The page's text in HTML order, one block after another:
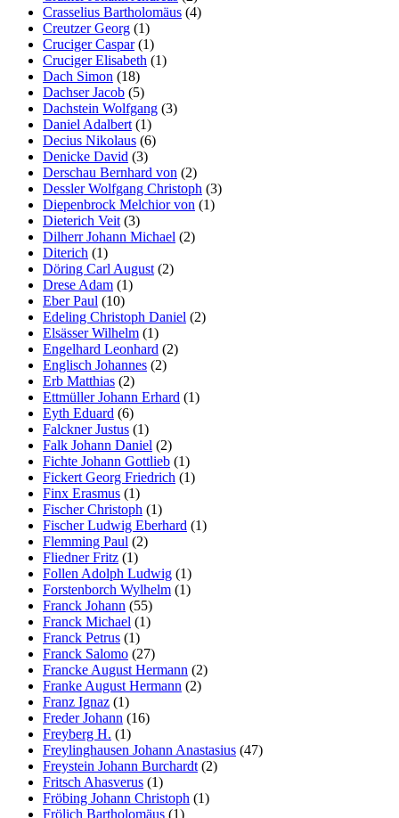
Crasselius Bartholomäus (4)
Creutzer Georg (1)
Cruciger Caspar(1)
Cruciger Elisabeth (1)
Dach Simon (18)
Dachser Jacob (5)
Dachstein Wolfgang (3)
Daniel Adalbert (1)
Decius Nikolaus (6)
Denicke David (3)
Derschau Bernhard von (2)
Dessler Wolfgang Christoph (3)
Diepenbrock Melchior von (1)
Dieterich Veit (3)
Dilherr Johann Michael (2)
Diterich (1)
Döring Carl August (2)
Drese Adam (1)
Eber Paul (10)
Edeling Christoph Daniel (2)
Elsässer Wilhelm (1)
Engelhard Leonhard (2)
Englisch Johannes (2)
Erb Matthias (2)
Ettmüller Johann Erhard (1)
Eyth Eduard (6)
Falckner Justus (1)
Falk Johann Daniel (2)
Fichte Johann Gottlieb (1)
Fickert Georg Friedrich (1)
Finx Erasmus (1)
Fischer Christoph (1)
Fischer Ludwig Eberhard (1)
Flemming Paul (2)
Fliedner Fritz (1)
Follen Adolph Ludwig (1)
Forstenborch Wylhelm (1)
Franck Johann (55)
Franck Michael (1)
Franck Petrus (1)
Franck Salomo (27)
Francke August Hermann (2)
Franke August Hermann (2)
Franz Ignaz (1)
Freder Johann (16)
Freyberg H. (1)
Freylinghausen Johann Anastasius (47)
Freystein Johann Burchardt (2)
Fritsch Ahasverus (1)
Fröbing Johann Christoph (1)
Frölich Bartholomäus (1)